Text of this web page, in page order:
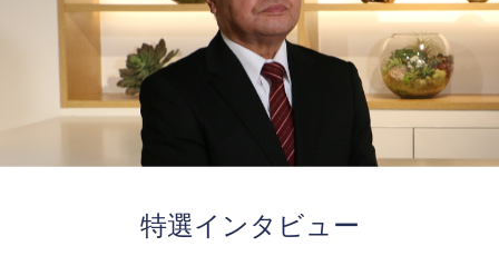
特選インタビュー